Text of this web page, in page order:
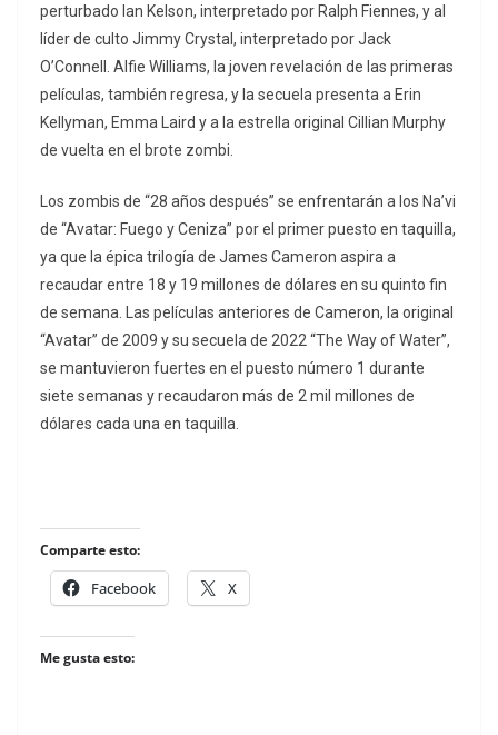
perturbado Ian Kelson, interpretado por Ralph Fiennes, y al
líder de culto Jimmy Crystal, interpretado por Jack
O’Connell. Alfie Williams, la joven revelación de las primeras
películas, también regresa, y la secuela presenta a Erin
Kellyman, Emma Laird y a la estrella original Cillian Murphy
de vuelta en el brote zombi.
Los zombis de “28 años después” se enfrentarán a los Na’vi
de “Avatar: Fuego y Ceniza” por el primer puesto en taquilla,
ya que la épica trilogía de James Cameron aspira a
recaudar entre 18 y 19 millones de dólares en su quinto fin
de semana. Las películas anteriores de Cameron, la original
“Avatar” de 2009 y su secuela de 2022 “The Way of Water”,
se mantuvieron fuertes en el puesto número 1 durante
siete semanas y recaudaron más de 2 mil millones de
dólares cada una en taquilla.
Comparte esto:
Facebook X
Me gusta esto: